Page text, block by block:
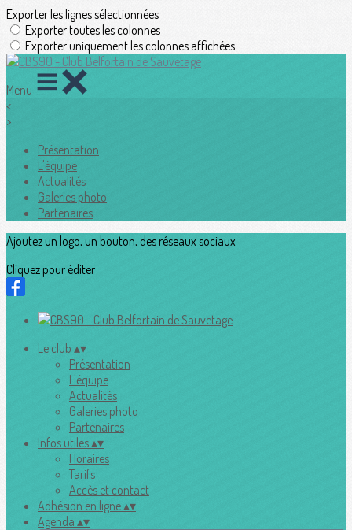
Exporter les lignes sélectionnées
Exporter toutes les colonnes
Exporter uniquement les colonnes affichées
Menu
<
>
Présentation
L'équipe
Actualités
Galeries photo
Partenaires
Ajoutez un logo, un bouton, des réseaux sociaux
Cliquez pour éditer
Le club ▴▾
Présentation
L'équipe
Actualités
Galeries photo
Partenaires
Infos utiles▴▾
Horaires
Tarifs
Accès et contact
Adhésion en ligne▴▾
Agenda ▴▾